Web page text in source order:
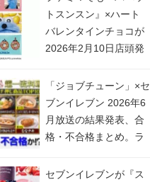
ドになって登場!
ンジアップで手軽に楽
しめる冷凍食品。2個入
り
トスンスン』×ハート
バレンタインチョコが
2026年2月10日店頭発
チョコ」「チョコ缶」
「ツインギフト」が登
場
「ジョブチューン」×セ
ブンイレブン 2026年6
月放送の結果発表、合
格・不合格まとめ。ラ
合格「金のハンバー
セブンイレブンが『ス